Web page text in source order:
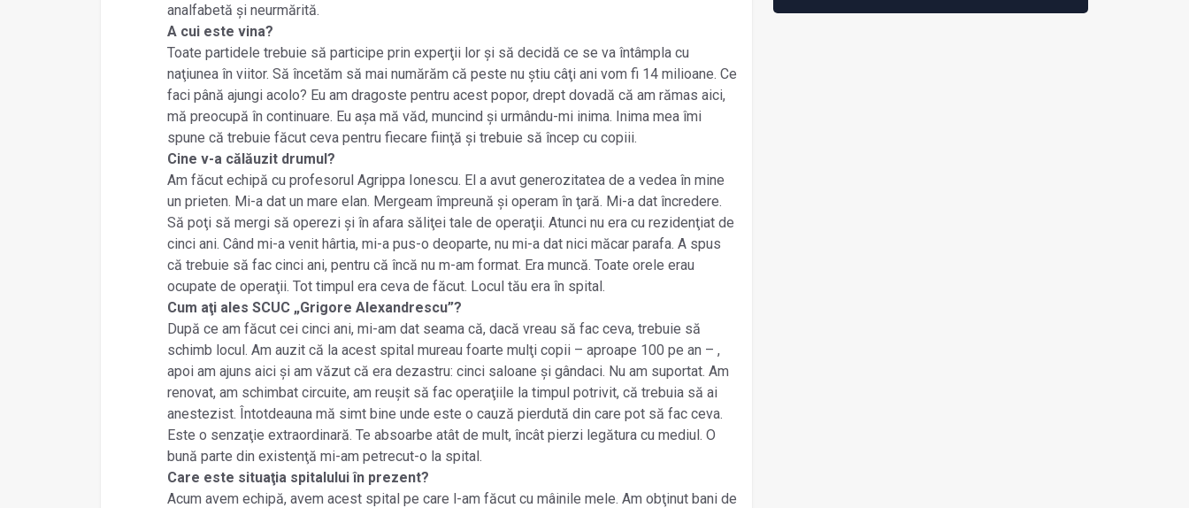
analfabetă și neurmărită.
A cui este vina?
Toate partidele trebuie să participe prin experţii lor și să decidă ce se va întâmpla cu
naţiunea în viitor. Să încetăm să mai numărăm că peste nu știu câţi ani vom fi 14 milioane. Ce
faci până ajungi acolo? Eu am dragoste pentru acest popor, drept dovadă că am rămas aici,
mă preocupă în continuare. Eu așa mă văd, muncind și urmându-mi inima. Inima mea îmi
spune că trebuie făcut ceva pentru fiecare fiinţă și trebuie să încep cu copiii.
Cine v-a călăuzit drumul?
Am făcut echipă cu profesorul Agrippa Ionescu. El a avut generozitatea de a vedea în mine
un prieten. Mi-a dat un mare elan. Mergeam împreună și operam în ţară. Mi-a dat încredere.
Să poţi să mergi să operezi și în afara săliţei tale de operaţii. Atunci nu era cu rezidenţiat de
cinci ani. Când mi-a venit hârtia, mi-a pus-o deoparte, nu mi-a dat nici măcar parafa. A spus
că trebuie să fac cinci ani, pentru că încă nu m-am format. Era muncă. Toate orele erau
ocupate de operaţii. Tot timpul era ceva de făcut. Locul tău era în spital.
Cum aţi ales SCUC „Grigore Alexandrescu”?
După ce am făcut cei cinci ani, mi-am dat seama că, dacă vreau să fac ceva, trebuie să
schimb locul. Am auzit că la acest spital mureau foarte mulţi copii – aproape 100 pe an – ,
apoi am ajuns aici și am văzut că era dezastru: cinci saloane și gândaci. Nu am suportat. Am
renovat, am schimbat circuite, am reușit să fac operaţiile la timpul potrivit, că trebuia să ai
anestezist. Întotdeauna mă simt bine unde este o cauză pierdută din care pot să fac ceva.
Este o senzaţie extraordinară. Te absoarbe atât de mult, încât pierzi legătura cu mediul. O
bună parte din existenţă mi-am petrecut-o la spital.
Care este situaţia spitalului în prezent?
Acum avem echipă, avem acest spital pe care l-am făcut cu mâinile mele. Am obţinut bani de